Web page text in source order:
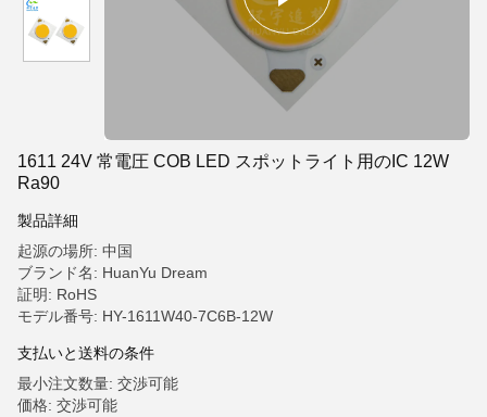
1611 24V 常電圧 COB LED スポットライト用のIC 12W
Ra90
製品詳細
起源の場所: 中国
ブランド名: HuanYu Dream
証明: RoHS
モデル番号: HY-1611W40-7C6B-12W
支払いと送料の条件
最小注文数量: 交渉可能
価格: 交渉可能